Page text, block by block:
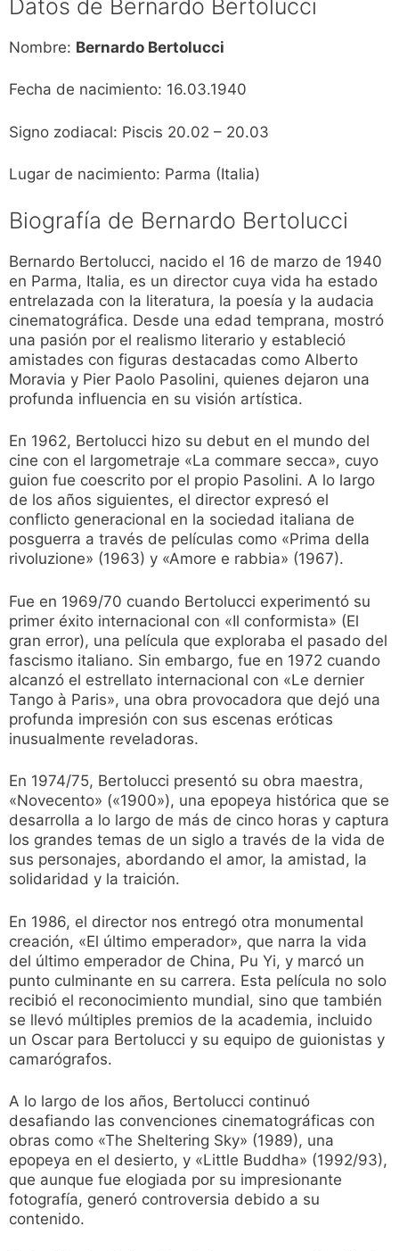
Datos de Bernardo Bertolucci
Nombre: Bernardo Bertolucci
Fecha de nacimiento: 16.03.1940
Signo zodiacal: Piscis 20.02 – 20.03
Lugar de nacimiento: Parma (Italia)
Biografía de Bernardo Bertolucci
Bernardo Bertolucci, nacido el 16 de marzo de 1940
en Parma, Italia, es un director cuya vida ha estado
entrelazada con la literatura, la poesía y la audacia
cinematográfica. Desde una edad temprana, mostró
una pasión por el realismo literario y estableció
amistades con figuras destacadas como Alberto
Moravia y Pier Paolo Pasolini, quienes dejaron una
profunda influencia en su visión artística.
En 1962, Bertolucci hizo su debut en el mundo del
cine con el largometraje «La commare secca», cuyo
guion fue coescrito por el propio Pasolini. A lo largo
de los años siguientes, el director expresó el
conflicto generacional en la sociedad italiana de
posguerra a través de películas como «Prima della
rivoluzione» (1963) y «Amore e rabbia» (1967).
Fue en 1969/70 cuando Bertolucci experimentó su
primer éxito internacional con «Il conformista» (El
gran error), una película que exploraba el pasado del
fascismo italiano. Sin embargo, fue en 1972 cuando
alcanzó el estrellato internacional con «Le dernier
Tango à Paris», una obra provocadora que dejó una
profunda impresión con sus escenas eróticas
inusualmente reveladoras.
En 1974/75, Bertolucci presentó su obra maestra,
«Novecento» («1900»), una epopeya histórica que se
desarrolla a lo largo de más de cinco horas y captura
los grandes temas de un siglo a través de la vida de
sus personajes, abordando el amor, la amistad, la
solidaridad y la traición.
En 1986, el director nos entregó otra monumental
creación, «El último emperador», que narra la vida
del último emperador de China, Pu Yi, y marcó un
punto culminante en su carrera. Esta película no solo
recibió el reconocimiento mundial, sino que también
se llevó múltiples premios de la academia, incluido
un Oscar para Bertolucci y su equipo de guionistas y
camarógrafos.
A lo largo de los años, Bertolucci continuó
desafiando las convenciones cinematográficas con
obras como «The Sheltering Sky» (1989), una
epopeya en el desierto, y «Little Buddha» (1992/93),
que aunque fue elogiada por su impresionante
fotografía, generó controversia debido a su
contenido.